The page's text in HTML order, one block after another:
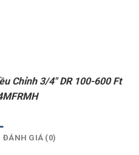
Chỉnh 3/4″ DR 100-600 Ft
ĐÁNH GIÁ (0)